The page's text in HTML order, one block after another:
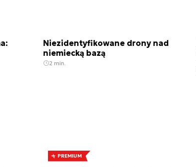
Niezidentyfikowane drony nad
niemiecką bazą
2 min.
PREMIUM